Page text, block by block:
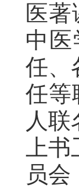
医
中
任、
任等
人
上
员